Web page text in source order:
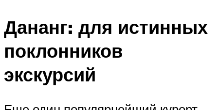
Дананг: для истинных
поклонников
экскурсий